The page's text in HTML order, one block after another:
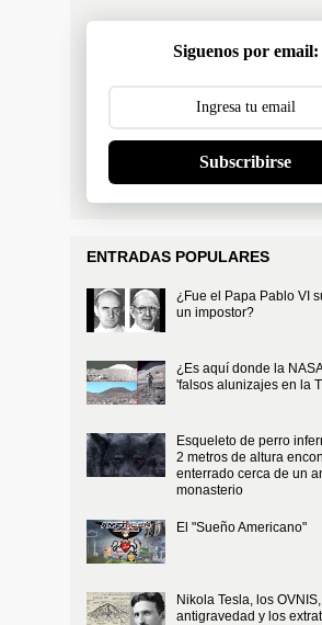
Siguenos por email:
Subscribirse
ENTRADAS POPULARES
¿Fue el Papa Pablo VI
un impostor?
¿Es aquí donde la
'falsos alunizajes en la
Esqueleto de perro
2 metros de altura
enterrado cerca de un
monasterio
El "Sueño Americano"
Nikola Tesla, los
antigravedad y los